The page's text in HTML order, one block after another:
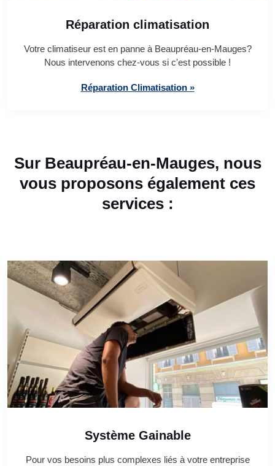
Réparation climatisation
Votre climatiseur est en panne à Beaupréau-en-Mauges?
Nous intervenons chez-vous si c'est possible !
Réparation Climatisation »
Sur Beaupréau-en-Mauges, nous
vous proposons également ces
services :
Système Gainable
Pour vos besoins plus complexes liés à votre entreprise